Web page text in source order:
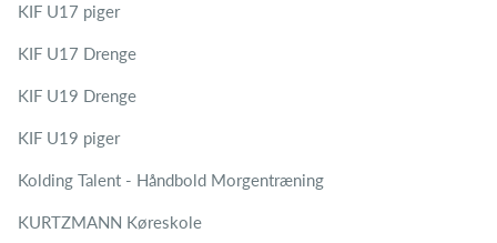
KIF U17 piger
KIF U17 Drenge
KIF U19 Drenge
KIF U19 piger
Kolding Talent - Håndbold Morgentræning
KURTZMANN Køreskole